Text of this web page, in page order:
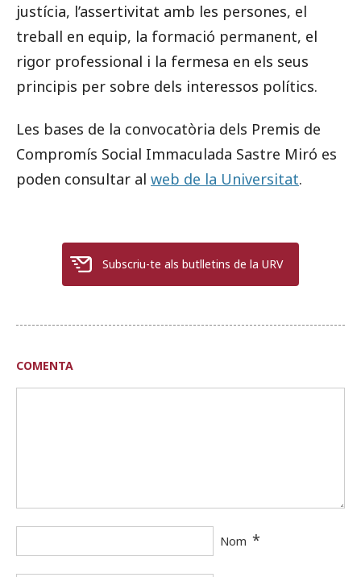
justícia, l’assertivitat amb les persones, el
treball en equip, la formació permanent, el
rigor professional i la fermesa en els seus
principis per sobre dels interessos polítics.
Les bases de la convocatòria dels Premis de
Compromís Social Immaculada Sastre Miró es
poden consultar al web de la Universitat.
Subscriu-te als butlletins de la URV
COMENTA
Nom *